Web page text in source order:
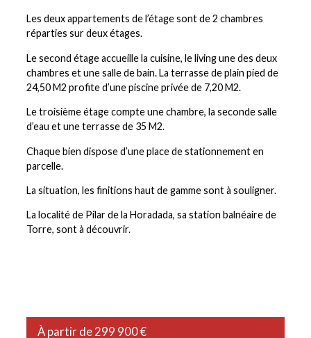
Les deux appartements de l’étage sont de 2 chambres
réparties sur deux étages.
Le second étage accueille la cuisine, le living une des deux
chambres et une salle de bain. La terrasse de plain pied de
24,50 M2 profite d’une piscine privée de 7,20 M2.
Le troisième étage compte une chambre, la seconde salle
d’eau et une terrasse de 35 M2.
Chaque bien dispose d’une place de stationnement en
parcelle.
La situation, les finitions haut de gamme sont à souligner.
La localité de Pilar de la Horadada, sa station balnéaire de
Torre, sont à découvrir.
À partir de 299 900 €